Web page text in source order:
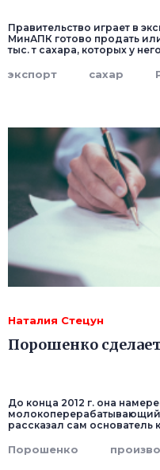
Правительство играет в
МинАПК готово продать
тыс. т сахара, которых у
экспорт сахар
Наталия Стецун
Порошенко
До конца 2012 г. она
рассказал сам
Порошенко